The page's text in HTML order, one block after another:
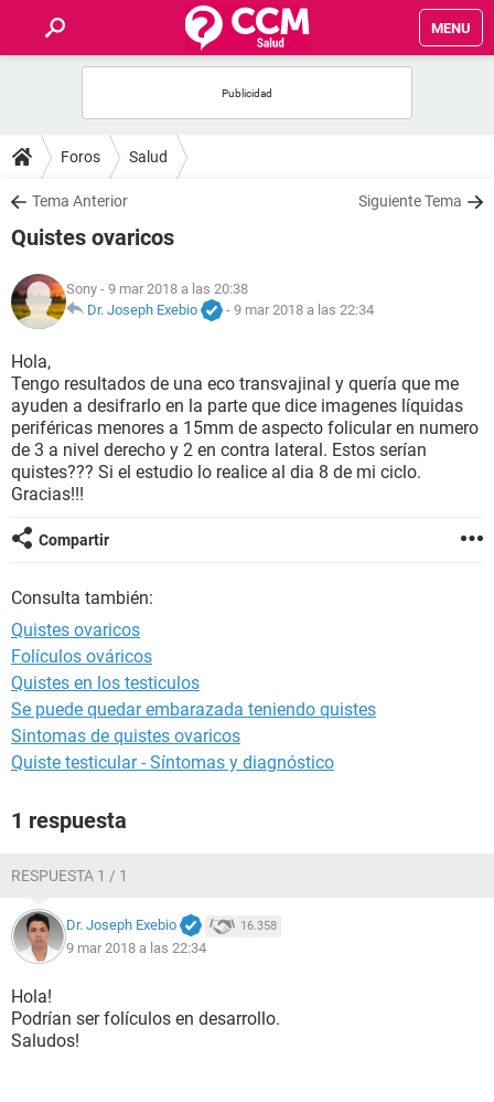
MENU
FOROS
SALUD
FAMILIA
NUTRICIÓN
BIENESTAR
SEXUALIDAD
GLOSARIO
Foros Salud
Tema Anterior Siguiente Tema
Quistes ovaricos
Sony - 9 mar 2018 a las 20:38
Dr. Joseph Exebio
- 9 mar 2018 a las 22:34
Hola,
Tengo resultados de una eco transvajinal y quería que me
ayuden a desifrarlo en la parte que dice imagenes líquidas
periféricas menores a 15mm de aspecto folicular en numero
de 3 a nivel derecho y 2 en contra lateral. Estos serían
quistes??? Si el estudio lo realice al dia 8 de mi ciclo.
Gracias!!!
Compartir
Consulta también:
Quistes ovaricos
Folículos ováricos
Quistes en los testiculos
Se puede quedar embarazada teniendo quistes
Sintomas de quistes ovaricos
Quiste testicular - Síntomas y diagnóstico
1 respuesta
RESPUESTA 1 / 1
Dr. Joseph Exebio 16.358
9 mar 2018 a las 22:34
Hola!
Podrían ser folículos en desarrollo.
Saludos!